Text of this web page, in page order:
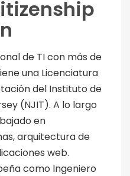
de TI con más de
una Licenciatura
del Instituto de
(NJIT). A lo largo
en
arquitectura de
web.
como Ingeniero